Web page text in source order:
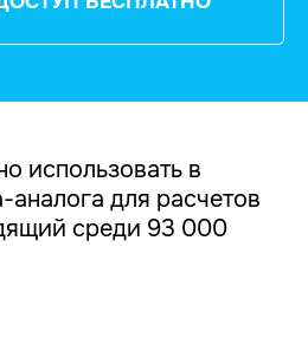
использовать в
аналога для расчетов
среди 93 000